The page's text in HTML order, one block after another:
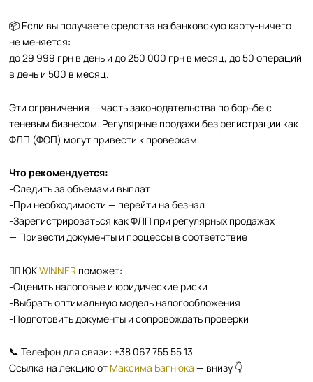
📦 Если вы получаете средства на банковскую карту-ничего
не меняется:
до 29 999 грн в день и до 250 000 грн в месяц, до 50 операций
в день и 500 в месяц.
Эти ограничения — часть законодательства по борьбе с
теневым бизнесом. Регулярные продажи без регистрации как
ФЛП (ФОП) могут привести к проверкам.
Что рекомендуется:
-Следить за объемами выплат
-При необходимости — перейти на безнал
-Зарегистрироваться как ФЛП при регулярных продажах
— Привести документы и процессы в соответствие
👩‍⚖️ ЮКWINNER поможет:
-Оценить налоговые и юридические риски
-Выбрать оптимальную модель налогообложения
-Подготовить документы и сопровождать проверки
📞 Телефон для связи: +38 067 755 55 13
Ссылка на лекцию от Максима Багнюка — внизу 👇